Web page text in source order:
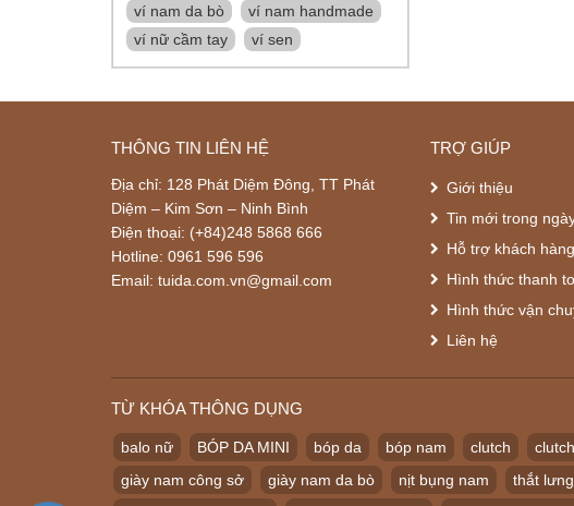
ví nam da bò
ví nam handmade
ví nữ cầm tay
ví sen
THÔNG TIN LIÊN HỆ
Địa chỉ: 128 Phát Diệm Đông, TT Phát
Diệm – Kim Sơn – Ninh Bình
Điện thoại: (+84)248 5868 666
Hotline: 0961 596 596
Email: tuida.com.vn@gmail.com
TRỢ GIÚP
Giới thiệu
Tin mới trong
Hỗ trợ khách hàng
Hình thức thanh
Hình thức vận
Liên hệ
TỪ KHÓA THÔNG DỤNG
balo nữ BÓP DA MINI bóp da bóp nam clutch
giày nam công sở
giày nam da bò nịt bụng nam thắt